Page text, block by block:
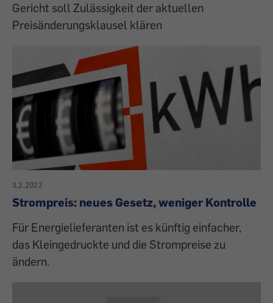
Gericht soll Zulässigkeit der aktuellen
Preisänderungsklausel klären
3.2.2022
Strompreis: neues Gesetz, weniger Kontrolle
Für Energielieferanten ist es künftig einfacher,
das Kleingedruckte und die Strompreise zu
ändern.